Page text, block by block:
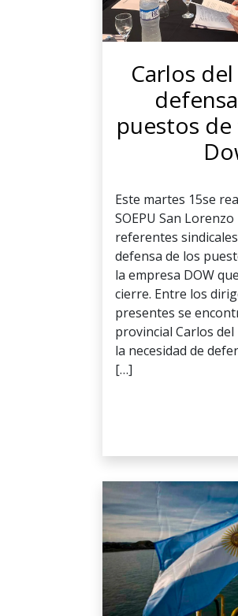
Carlos
puestos
Este martes 15se
SOEPU San
referentes
defensa de los
la empresa DOW
cierre. Entre los
presentes se
provincial Carlos
la necesidad de
[…]